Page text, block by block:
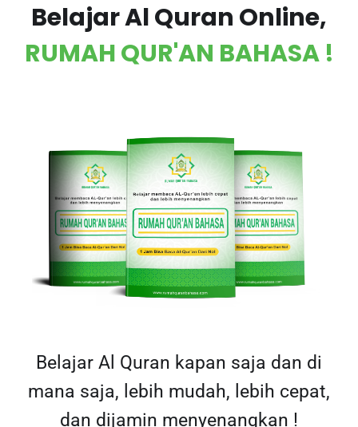
Belajar Al Quran Online,
RUMAH QUR'AN BAHASA !
Belajar Al Quran kapan saja dan di
mana saja, lebih mudah, lebih cepat,
dan dijamin menyenangkan !